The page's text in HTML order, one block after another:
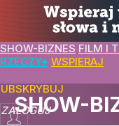
SHOW-BIZNES FILM I
RZECZY+ WSPIERAJ
ZALOGUJ
SHOW-